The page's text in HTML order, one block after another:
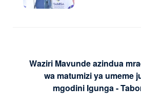
Waziri Mavunde azindua
wa matumizi ya umeme
mgodini Igunga -